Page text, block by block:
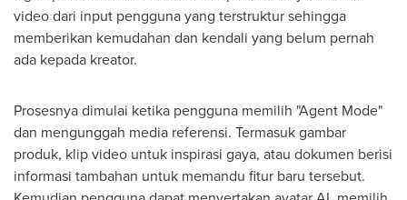
video dari input pengguna yang terstruktur sehingga
memberikan kemudahan dan kendali yang belum pernah
ada kepada kreator.
Prosesnya dimulai ketika pengguna memilih "Agent Mode"
dan mengunggah media referensi. Termasuk gambar
produk, klip video untuk inspirasi gaya, atau dokumen berisi
informasi tambahan untuk memandu fitur baru tersebut.